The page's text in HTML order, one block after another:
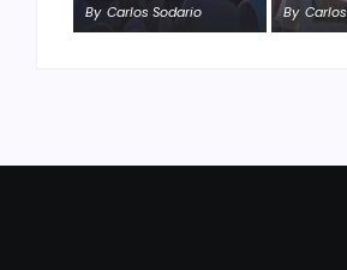
By Carlos Sodario By